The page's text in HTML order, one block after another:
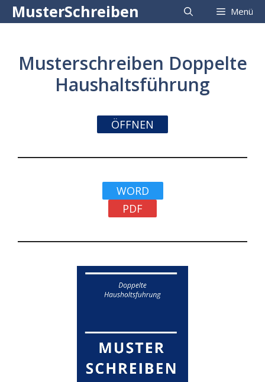
Zum
Inhalt
MusterSchreiben Menü
Musterschreiben Doppelte
Haushaltsführung
ÖFFNEN
WORD
PDF